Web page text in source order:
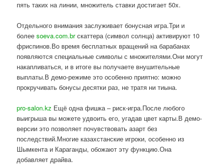
пять таких на линии, множитель ставки достигает 50x.
Отдельного внимания заслуживает бонусная игра.Три и
болееsoeva.com.brскаттера (символ солнца) активируют 10
фриспинов.Во время бесплатных вращений на барабанах
появляются специальные символы с множителями.Они могут
накапливаться, и в итоге вы получаете внушительные
выплаты.В демо-режиме это особенно приятно: можно
прокручивать бонусы десятки раз, не тратя ни тиына.
pro-salon.kz Ещё одна фишка – риск-игра.После любого
выигрыша вы можете удвоить его, угадав цвет карты.В демо-
версии это позволяет почувствовать азарт без
последствий.Многие казахстанские игроки, особенно из
Шымкента и Караганды, обожают эту функцию.Она
добавляет драйва.